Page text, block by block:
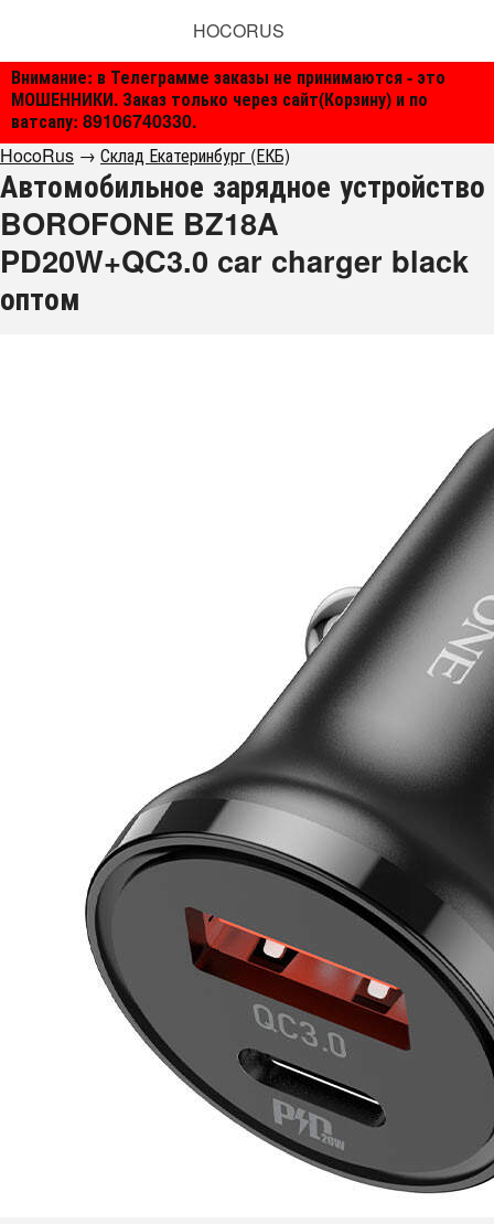
Внимание: в Телеграмме заказы не принимаются - это
МОШЕННИКИ. Заказ только через сайт(Корзину) и по
ватсапу: 89106740330.
HOCORUS
HocoRus → Склад Екатеринбург (ЕКБ)
Автомобильное зарядное устройство
BOROFONE BZ18A
PD20W+QC3.0 car charger black
оптом